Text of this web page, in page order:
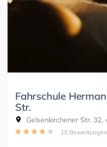
Fahrschule
Str.
Gelsenkirchener Str. 32,
15 Bewertungen